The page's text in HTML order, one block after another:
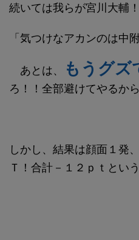
続いては我らが宮川大輔！
「気つけなアカンのは中
あとは、 もうグズ
ろ！！全部避けてやるから
しかし、結果は顔面１発
Ｔ！合計－１２ｐｔとい